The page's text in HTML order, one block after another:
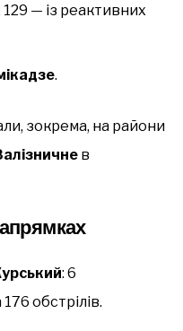
— із реактивних
.
зокрема, на райони
в
: 6
обстрілів.